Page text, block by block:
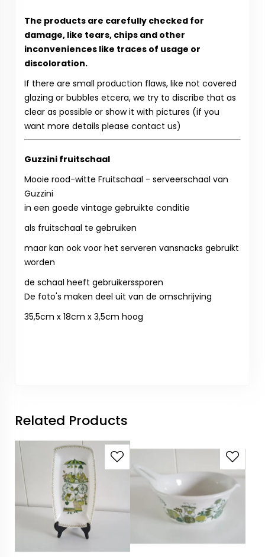
The products are carefully checked for
damage, like tears, chips and other
inconveniences like traces of usage or
discoloration.
If there are small production flaws, like not covered
glazing or bubbles etcera, we try to discribe that as
clear as possible or show it with pictures (if you
want more details please contact us)
Guzzini fruitschaal
Mooie rood-witte Fruitschaal - serveerschaal van
Guzzini
in een goede vintage gebruikte conditie
als fruitschaal te gebruiken
maar kan ook voor het serveren vansnacks gebruikt
worden
de schaal heeft gebruikerssporen
De foto's maken deel uit van de omschrijving
35,5cm x 18cm x 3,5cm hoog
Related Products